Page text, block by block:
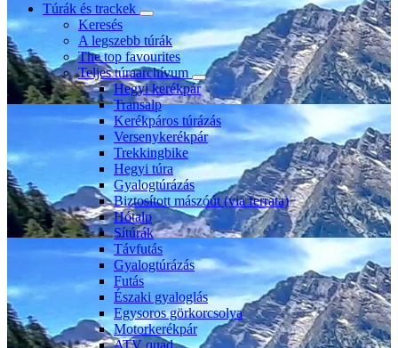
Túrák és trackek
Keresés
A legszebb túrák
The top favourites
Teljes túraarchívum
Hegyi kerékpár
Transalp
Kerékpáros túrázás
Versenykerékpár
Trekkingbike
Hegyi túra
Gyalogtúrázás
Biztosított mászóút (via ferrata)
Hótalp
Sítúrák
Távfutás
Gyalogtúrázás
Futás
Északi gyaloglás
Egysoros görkorcsolya
Motorkerékpár
ATV quad